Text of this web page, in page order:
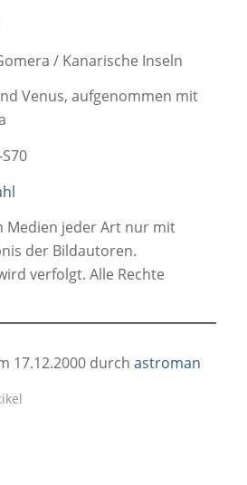
/ Kanarische Inseln
Venus, aufgenommen mit
Medien jeder Art nur mit
der Bildautoren.
verfolgt. Alle Rechte
17.12.2000 durch astroman